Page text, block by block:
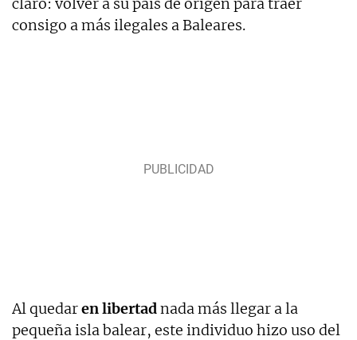
consigo a más ilegales a Baleares.
Al quedaren libertadnada más llegar a la
pequeña isla balear, este individuo hizo uso del